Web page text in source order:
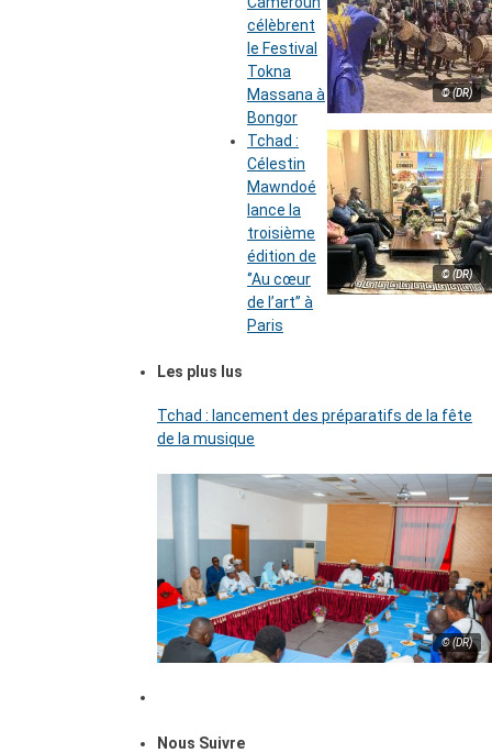
© (DR)
célèbrent
le Festival
Tokna
Massana à
Bongor
© (DR)
Tchad :
Célestin
Mawndoé
lance la
troisième
édition de
‘’Au cœur
de l’art’’ à
Paris
Les plus lus
Tchad : lancement des préparatifs de la fête
de la musique
© (DR)
Nous Suivre